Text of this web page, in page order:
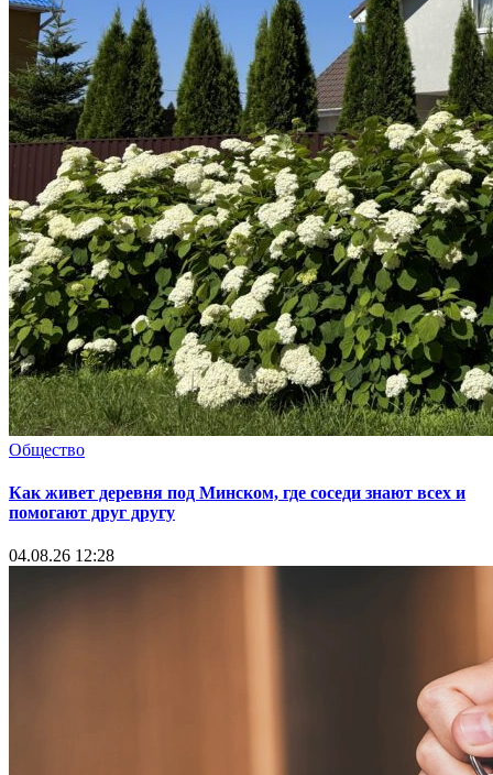
Общество
Как живет деревня под Минском, где соседи знают всех и
помогают друг другу
04.08.26 12:28